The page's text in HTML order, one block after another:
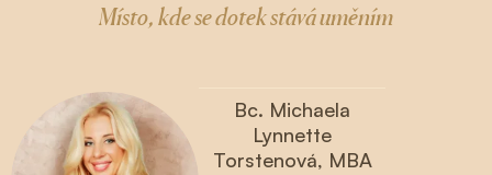
Místo, kde se dotek stává uměním
Bc. Michaela
Lynnette
Torstenová, MBA